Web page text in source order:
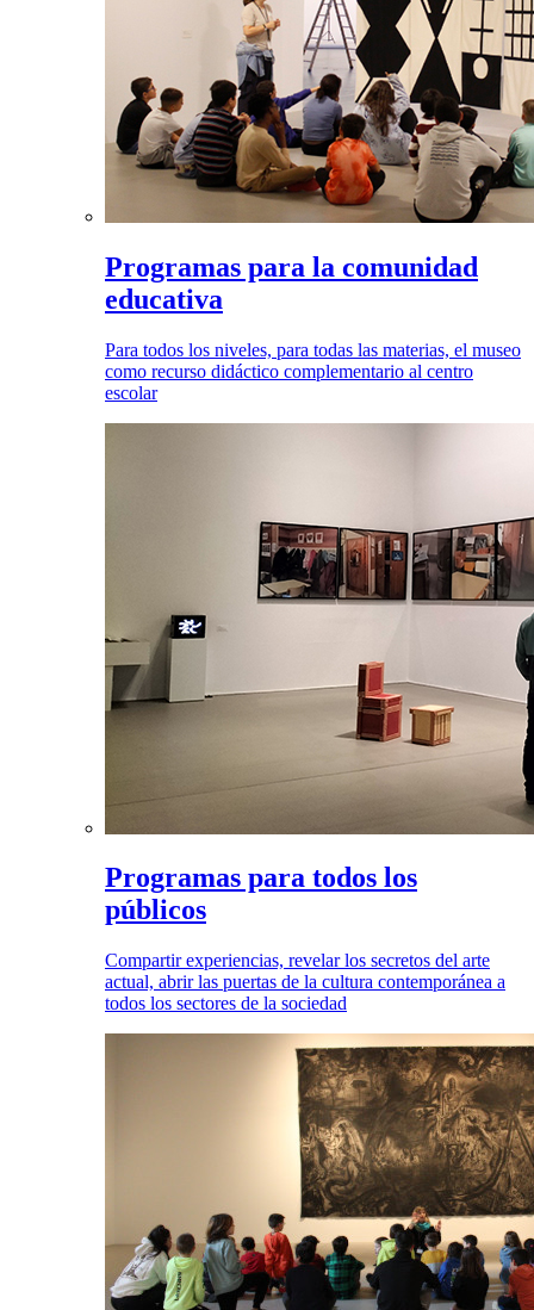
Programas para la comunidad
educativa
Para todos los niveles, para todas las materias, el museo
como recurso didáctico complementario al centro
escolar
Programas para todos los
públicos
Compartir experiencias, revelar los secretos del arte
actual, abrir las puertas de la cultura contemporánea a
todos los sectores de la sociedad